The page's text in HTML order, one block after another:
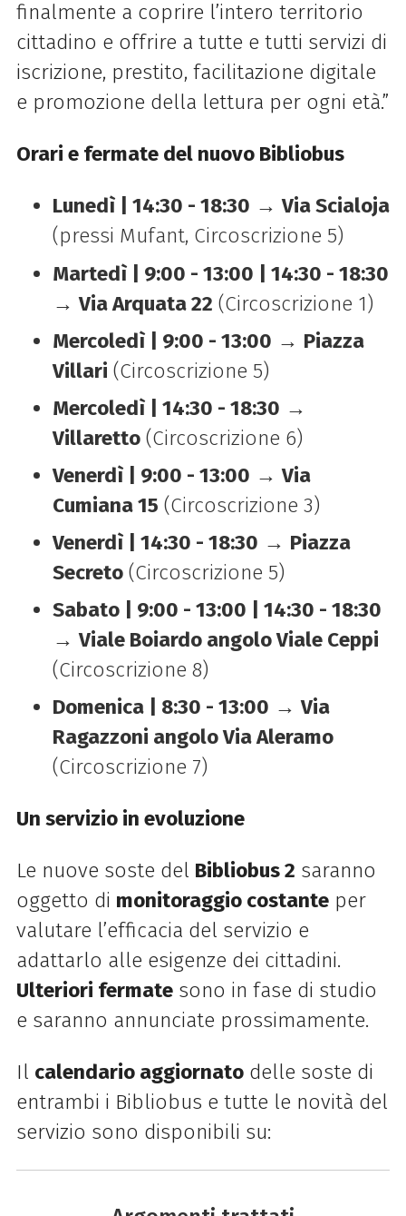
finalmente a coprire l’intero territorio
cittadino e offrire a tutte e tutti servizi di
iscrizione, prestito, facilitazione digitale
e promozione della lettura per ogni età.”
Orari e fermate del nuovo Bibliobus
Lunedì | 14:30 - 18:30 →Via Scialoja
(pressi Mufant, Circoscrizione 5)
Martedì | 9:00 - 13:00 | 14:30 - 18:30
→Via Arquata 22 (Circoscrizione 1)
Mercoledì | 9:00 - 13:00 → Piazza
Villari (Circoscrizione 5)
Mercoledì | 14:30 - 18:30 →
Villaretto(Circoscrizione 6)
Venerdì | 9:00 - 13:00 →Via
Cumiana 15 (Circoscrizione 3)
Venerdì | 14:30 - 18:30 → Piazza
Secreto(Circoscrizione 5)
Sabato | 9:00 - 13:00 | 14:30 - 18:30
→Viale Boiardo angolo Viale Ceppi
(Circoscrizione 8)
Domenica | 8:30 - 13:00 →Via
Ragazzoni angolo Via Aleramo
(Circoscrizione 7)
Un servizio in evoluzione
Le nuove soste del Bibliobus 2 saranno
oggetto di monitoraggio costanteper
valutare l’efficacia del servizio e
adattarlo alle esigenze dei cittadini.
Ulteriori fermatesono in fase di studio
e saranno annunciate prossimamente.
Il calendario aggiornatodelle soste di
entrambi i Bibliobus e tutte le novità del
servizio sono disponibili su: